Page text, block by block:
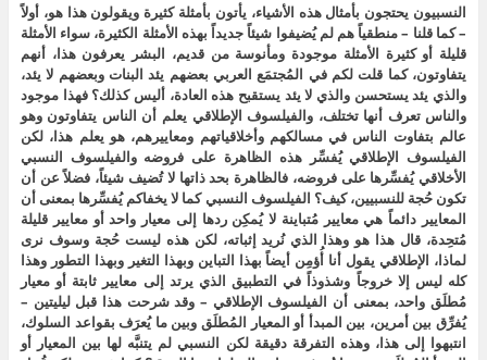
النسبيون يحتجون بأمثال هذه الأشياء، يأتون بأمثلة كثيرة ويقولون هذا هو، أولاً
– كما قلنا – منطقياً هم لم يُضيفوا شيئاً جديداً بهذه الأمثلة الكثيرة، سواء الأمثلة
قليلة أو كثيرة الأمثلة موجودة ومأنوسة من قديم، البشر يعرفون هذا، أنهم
يتفاوتون، كما قلت لكم في المُجتمَع العربي بعضهم يئد البنات وبعضهم لا يئد،
والذي يئد يستحسن والذي لا يئد يستقبح هذه العادة، أليس كذلك؟ فهذا موجود
والناس تعرف أنها تختلف، والفيلسوف الإطلاقي يعلم أن الناس يتفاوتون وهو
عالم بتفاوت الناس في مسالكهم وأخلاقياتهم ومعاييرهم، هو يعلم هذا، لكن
الفيلسوف الإطلاقي يُفسِّر هذه الظاهرة على فروضه والفيلسوف النسبي
الأخلاقي يُفسِّرها على فروضه، فالظاهرة بحد ذاتها لا تُضيف شيئاً، فضلاً عن أن
تكون حُجة للنسبيين، كيف؟ الفيلسوف النسبي كما لا يخفاكم يُفسِّرها بمعنى أن
المعايير دائماً هي معايير مُتباينة لا يُمكِن ردها إلى معيار واحد أو معايير قليلة
مُتحِدة، قال هذا هو وهذا الذي نُريد إثباته، لكن هذه ليست حُجة وسوف نرى
لماذا، الإطلاقي يقول أنا أُؤمِن أيضاً بهذا التباين وبهذا التغير وبهذا التطور وهذا
كله ليس إلا خروجاً وشذوذاً في التطبيق الذي يرتد إلى معايير ثابتة أو معيار
مُطلَق واحد، بمعنى أن الفيلسوف الإطلاقي – وقد شرحت هذا قبل ليليتين –
يُفرِّق بين أمرين، بين المبدأ أو المعيار المُطلَق وبين ما يُعرَف بقواعد السلوك،
انتبهوا إلى هذا، وهذه التفرقة دقيقة لكن النسبي لم يتنبَّه لها بين المعيار أو